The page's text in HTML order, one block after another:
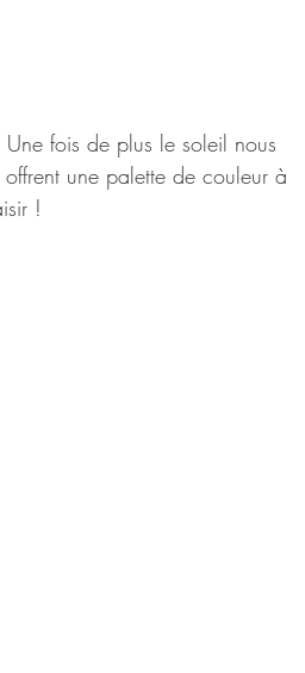
fois de plus le soleil nous
une palette de couleur à
!